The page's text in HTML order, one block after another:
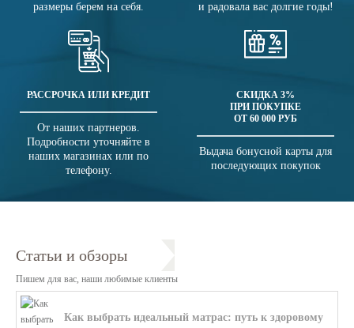
размеры берем на себя.
и радовала вас долгие годы!
РАССРОЧКА ИЛИ КРЕДИТ
От наших партнеров.
Подробности уточняйте в
наших магазинах или по
телефону.
СКИДКА 3%
ПРИ ПОКУПКЕ
ОТ 60 000 РУБ
Выдача бонусной карты для
последующих покупок
Статьи и обзоры
Пишем для вас, наши любимые клиенты
Как выбрать идеальный матрас: путь к здоровому